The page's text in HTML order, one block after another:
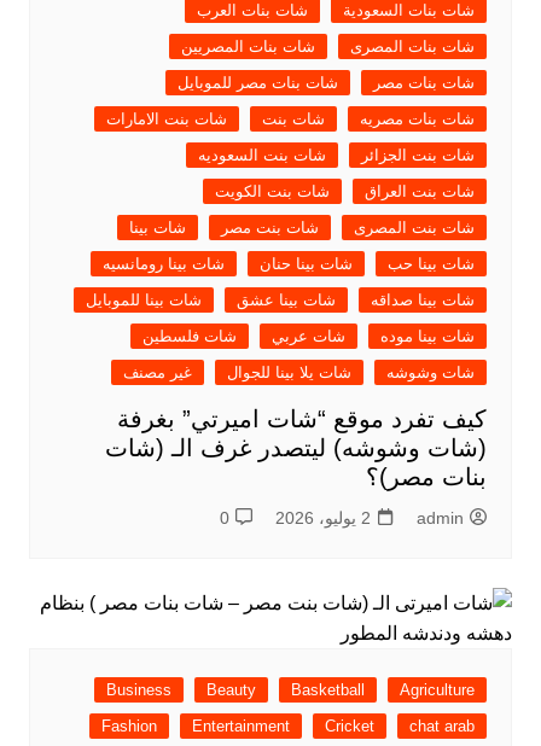
شات بنات السعودية
شات بنات العرب
شات بنات المصرى
شات بنات المصريين
شات بنات مصر
شات بنات مصر للموبايل
شات بنات مصريه
شات بنت
شات بنت الامارات
شات بنت الجزائر
شات بنت السعوديه
شات بنت العراق
شات بنت الكويت
شات بنت المصرى
شات بنت مصر
شات بينا
شات بينا حب
شات بينا حنان
شات بينا رومانسيه
شات بينا صداقه
شات بينا عشق
شات بينا للموبايل
شات بينا موده
شات عربي
شات فلسطين
شات وشوشه
شات يلا بينا للجوال غير مصنف
كيف تفرد موقع “شات اميرتي” بغرفة
(شات وشوشه) ليتصدر غرف الـ (شات
بنات مصر)؟
admin 2 يوليو، 2026 0
Agriculture
Basketball
Beauty
Business
chat arab
Cricket
Entertainment
Fashion